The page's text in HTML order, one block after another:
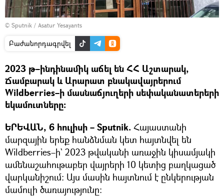
© Sputnik / Asatur Yesayants
Բաժանորդագրվել
2023 թ–ինդինամիկ աճել են ՀՀ Աշտարակ,
Ճամբարակ և Արարատ բնակավայրերում
Wildberries–ի մասնաճյուղերի սեփականատերերի
եկամուտները։
ԵՐԵՎԱՆ, 6 հուլիսի – Sputnik. Հայաստանի
մարզային երեք հանձնման կետ հայտնվել են
Wildberries–ի` 2023 թվականի առաջին կիսամյակի
ամենաշահութաբեր վայրերի 10 կետից բաղկացած
վարկանիշում։ Այս մասին հայտնում է ընկերության
մամուլի ծառայությունը։